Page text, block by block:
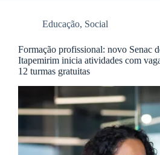
Educação, Social
Formação profissional: novo Senac
Itapemirim inicia atividades com
12 turmas gratuitas